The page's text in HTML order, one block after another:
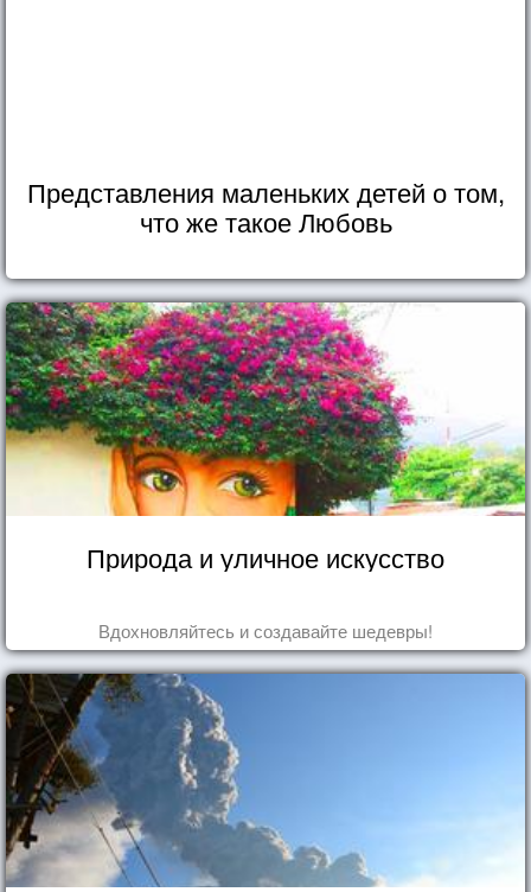
Представления маленьких детей о том,
что же такое Любовь
Природа и уличное искусство
Вдохновляйтесь и создавайте шедевры!